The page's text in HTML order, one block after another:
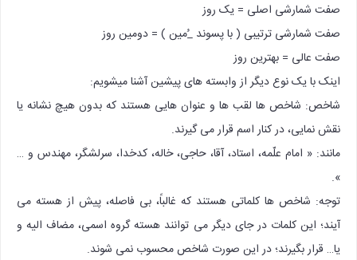
صفت شمارشی اصلی = یک روز
صفت شمارشی ترتیبی ( با پسوند _ُمین ) = دومین روز
صفت عالی = بهترین روز
اینک با یک نوع دیگر از وابسته های پیشین آشنا میشویم:
شاخص: شاخص ها لقب ها و عنوان هایی هستند که بدون هیچ نشانه یا
نقش نمایی، در کنار اسم قرار می گیرند.
مانند: « امام علّمه، استاد، آقا، حاجی، خاله، کدخدا، سرلشگر، مهندس و …
».
توجه: شاخص ها کلماتی هستند که غالباً، بی فاصله، پیش از هسته می
آیند؛ این کلمات در جای دیگر می توانند هسته گروه اسمی، مضاف الیه و
یا… قرار بگیرند؛ در این صورت شاخص محسوب نمی شوند.